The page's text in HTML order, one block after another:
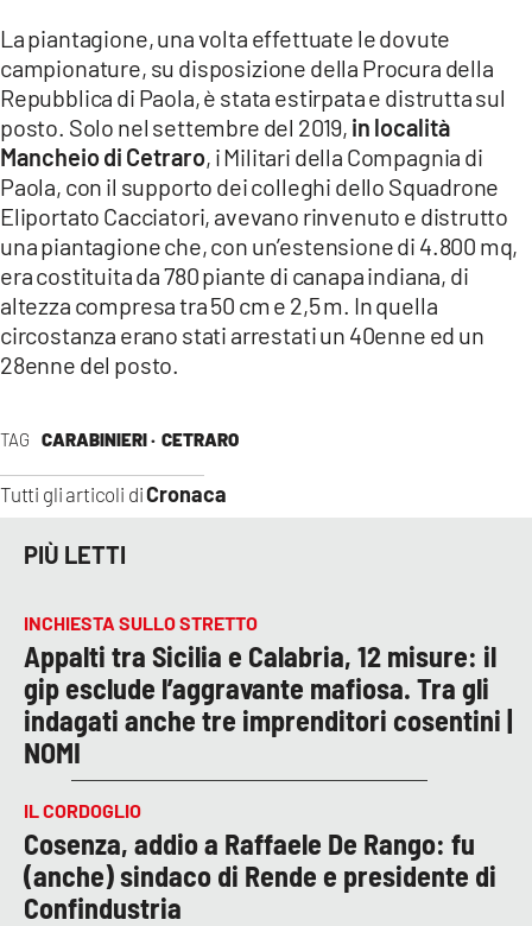
App
ANDROID
APPLE
TAG CARABINIERI · CETRARO
Tutti gli articoli diCronaca
La piantagione, una volta effettuate le dovute
campionature, su disposizione della Procura della
Repubblica di Paola, è stata estirpata e distrutta sul
posto. Solo nel settembre del 2019, in località
Mancheio di Cetraro, i Militari della Compagnia di
Paola, con il supporto dei colleghi dello Squadrone
Eliportato Cacciatori, avevano rinvenuto e distrutto
una piantagione che, con un’estensione di 4.800 mq,
era costituita da 780 piante di canapa indiana, di
altezza compresa tra 50 cm e 2,5 m. In quella
circostanza erano stati arrestati un 40enne ed un
28enne del posto.
PIÙ LETTI
INCHIESTA SULLO STRETTO
Appalti tra Sicilia e Calabria, 12 misure: il
gip esclude l’aggravante mafiosa. Tra gli
indagati anche tre imprenditori cosentini |
NOMI
IL CORDOGLIO
Cosenza, addio a Raffaele De Rango: fu
(anche) sindaco di Rende e presidente di
Confindustria